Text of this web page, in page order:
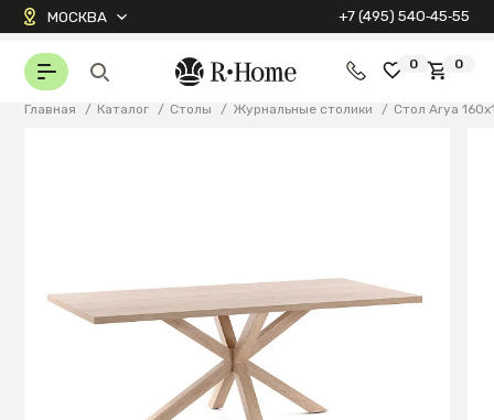
МОСКВА +7 (495) 540‑45‑55
0 0
Главная / Каталог / Столы / Журнальные столики / Стол Arya